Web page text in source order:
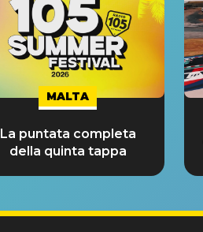
MALTA
La puntata completa
della quinta tappa